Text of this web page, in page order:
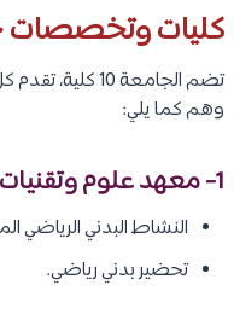
كليات وتخصصات
تضم الجامعة
وهم كما يلي:
1- معهد علوم وتقنيات النشاطات البدنية والرياضية:
النشاط البدني الرياضي
تحضير بدني رياضي.